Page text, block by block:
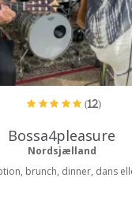
(12)
Bossa4pleasure
Nordsjælland
brunch, dinner, dans